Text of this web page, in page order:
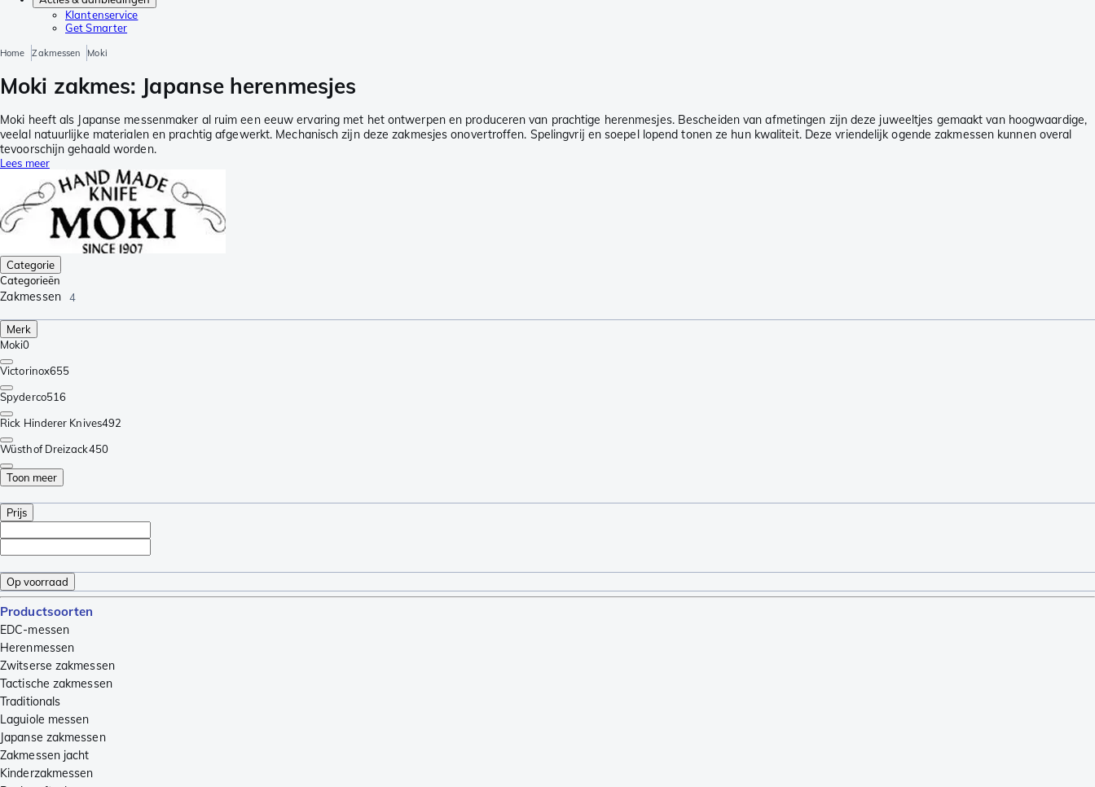
Klantenservice
Get Smarter
Home Zakmessen Moki
Moki zakmes: Japanse herenmesjes
Moki heeft als Japanse messenmaker al ruim een eeuw ervaring met het ontwerpen en produceren van prachtige herenmesjes. Bescheiden van afmetingen zijn deze juweeltjes gemaakt van hoogwaardige,
veelal natuurlijke materialen en prachtig afgewerkt. Mechanisch zijn deze zakmesjes onovertroffen. Spelingvrij en soepel lopend tonen ze hun kwaliteit. Deze vriendelijk ogende zakmessen kunnen overal
tevoorschijn gehaald worden.
Lees meer
Categorie
Categorieën
Zakmessen 4
Merk
Moki0
Victorinox655
Spyderco516
Rick Hinderer Knives492
Wüsthof Dreizack450
Toon meer
Prijs
Op voorraad
Productsoorten
EDC-messen
Herenmessen
Zwitserse zakmessen
Tactische zakmessen
Traditionals
Laguiole messen
Japanse zakmessen
Zakmessen jacht
Kinderzakmessen